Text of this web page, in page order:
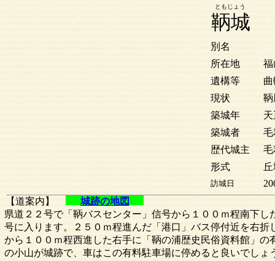
城跡の地図
鞆城
別名
所在地
福
遺構等
現状
鞆
築城年
天
築城者
毛
歴代城主
毛
形式
訪城日
【道案内】
ともじょう
県道２２号で「鞆バスセンター」信号から１００ｍ程南下
号に入ります。２５０ｍ程進んだ「港口」バス停付近を右
から１００ｍ程西進した右手に「鞆の浦歴史民俗資料館」
の小山が城跡で、車はこの有料駐車場に停めると良いでしょ